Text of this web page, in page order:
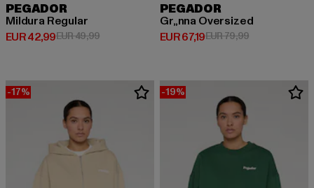
PEGADOR
Mildura Regular
EUR 42,99
Derzeitiger Preis: EUR 42,99
EUR 49,99Aktionspreis: EUR 49,99
PEGADOR
Gr„nna Oversized
EUR 67,19
Derzeitiger Preis: EUR 67,19
EUR 79,99Aktionspreis:
-17% -19%